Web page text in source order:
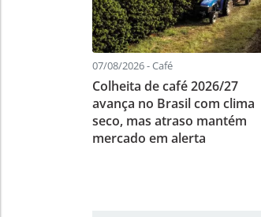
07/08/2026 - Café
Colheita de café 2026/27
avança no Brasil com clima
seco, mas atraso mantém
mercado em alerta